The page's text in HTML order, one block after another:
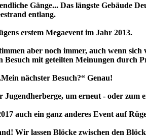
Gänge... Das längste Gebäude
entlang.
erstem Megaevent im Jahr 2013.
aber noch immer, auch wenn
mit geteilten Meinungen durch
nächster Besuch?“ Genau!
um erneut - oder
auch ein ganz anderes Event auf
Wir lassen Blöcke zwischen den